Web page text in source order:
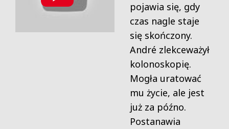
pojawia się, gdy
czas nagle staje
się skończony.
André zlekceważył
kolonoskopię.
Mogła uratować
mu życie, ale jest
już za późno.
Postanawia